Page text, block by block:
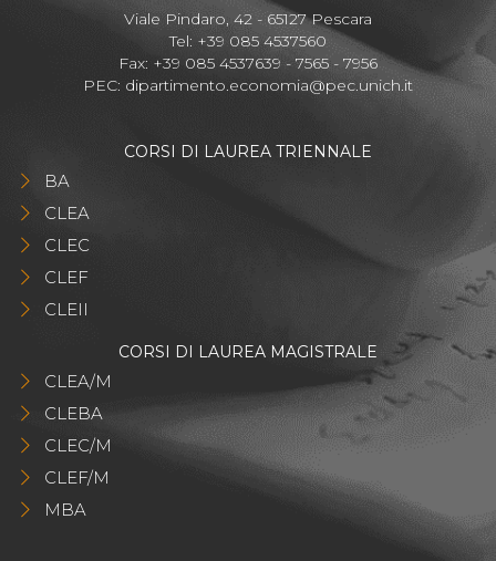
Viale Pindaro, 42 - 65127 Pescara
Tel: +39 085 4537560
Fax: +39 085 4537639 - 7565 - 7956
PEC: dipartimento.economia@pec.unich.it
CORSI DI LAUREA TRIENNALE
BA
CLEA
CLEC
CLEF
CLEII
CORSI DI LAUREA MAGISTRALE
CLEA/M
CLEBA
CLEC/M
CLEF/M
MBA